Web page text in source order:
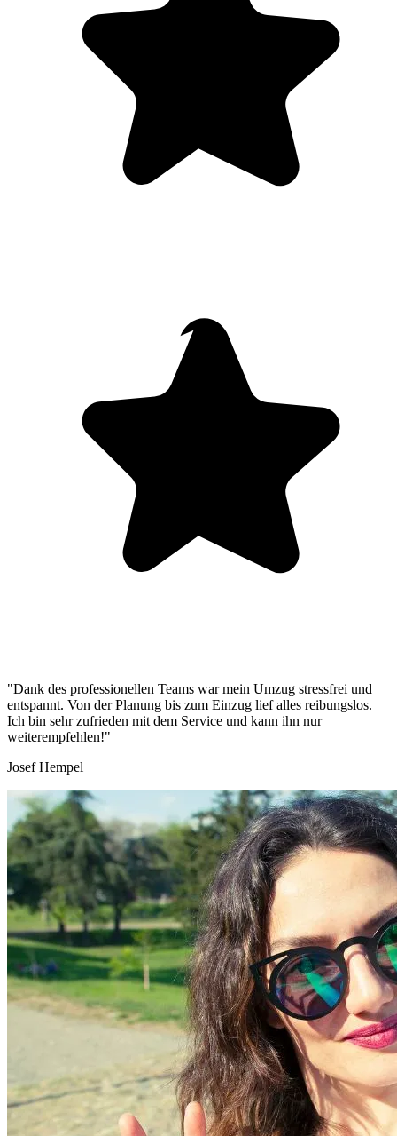
"Dank des professionellen Teams war mein Umzug stressfrei und
entspannt. Von der Planung bis zum Einzug lief alles reibungslos.
Ich bin sehr zufrieden mit dem Service und kann ihn nur
weiterempfehlen!"
Josef Hempel